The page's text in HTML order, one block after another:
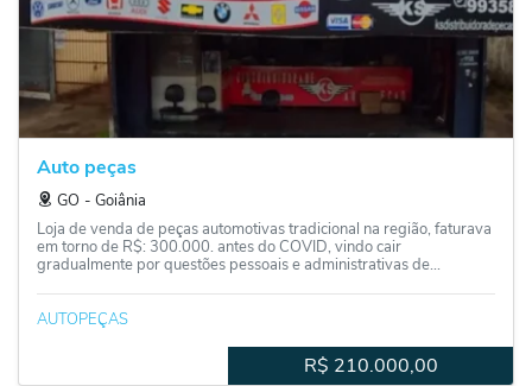
Auto peças
GO ‐ Goiânia
Loja de venda de peças automotivas tradicional na região, faturava
em torno de R$: 300.000. antes do COVID, vindo cair
gradualmente por questões pessoais e administrativas de...
AUTOPEÇAS
R$ 210.000,00